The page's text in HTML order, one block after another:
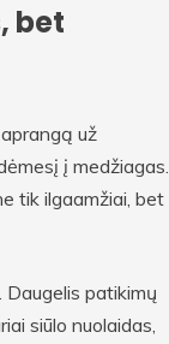
bet
už
į medžiagas.
tik ilgaamžiai, bet
Daugelis patikimų
siūlo nuolaidas,